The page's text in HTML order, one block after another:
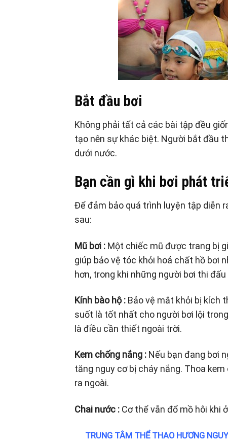
Bắt đầu bơi
Không phải tất cả các bài tập đều
tạo nên sự khác biệt. Người bắt đầu
dưới nước.
Bạn cần gì khi bơi phát
Để đảm bảo quá trình luyện tập diễn
sau:
Mũ bơi : Một chiếc mũ được trang bị
giúp bảo vệ tóc khỏi hoá chất hồ bơi
hơn, trong khi những người bơi thi
Kính bào hộ : Bảo vệ mắt khỏi bị kích
suốt là tốt nhất cho người bơi lội
là điều cần thiết ngoài trời.
Kem chống nắng : Nếu bạn đang bơi
tăng nguy cơ bị cháy nắng. Thoa
ra ngoài.
Chai nước : Cơ thể vẫn đổ mồ hôi khi
TRUNG TÂM THỂ THAO HƯƠNG